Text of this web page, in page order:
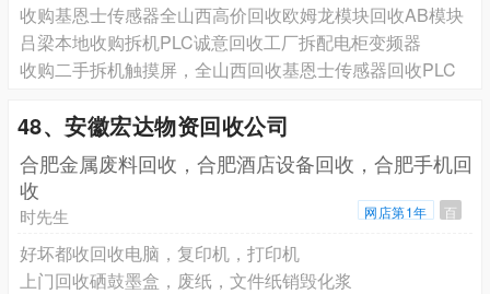
收购基恩士传感器全山西高价回收欧姆龙模块回收AB模块
吕梁本地收购拆机PLC诚意回收工厂拆配电柜变频器
收购二手拆机触摸屏，全山西回收基恩士传感器回收PLC
48、安徽宏达物资回收公司
合肥金属废料回收，合肥酒店设备回收，合肥手机回
收
时先生 网店第1年 百
好坏都收回收电脑，复印机，打印机
上门回收硒鼓墨盒，废纸，文件纸销毁化浆